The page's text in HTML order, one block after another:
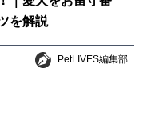
を解説
PetLIVES編集部
PetLIVES編集部